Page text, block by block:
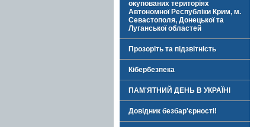
окупованих територіях
Автономної Республіки Крим, м.
Севастополя, Донецької та
Луганської областей
Прозоріть та підзвітність
Кібербезпека
ПАМ'ЯТНИЙ ДЕНЬ В УКРАЇНІ
Довідник безбар'єрності!